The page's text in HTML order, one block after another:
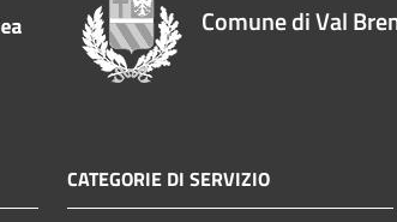
Comune di Val
CATEGORIE DI SERVIZIO